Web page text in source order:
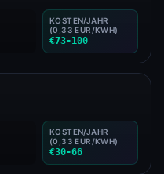
KOSTEN/JAHR
(0,33 EUR/KWH)
€73-100
KOSTEN/JAHR
(0,33 EUR/KWH)
€30-66